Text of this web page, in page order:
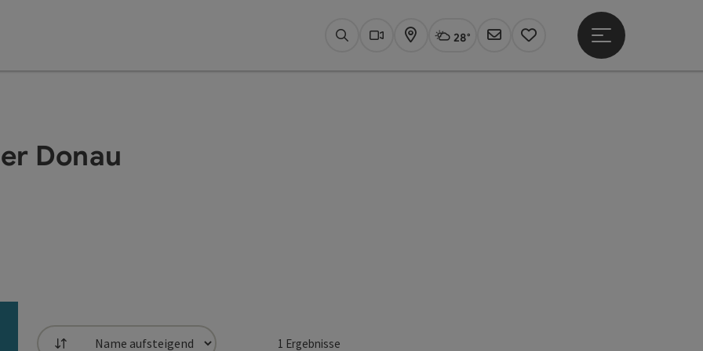
SuchenWebcams
KarteAktuelles Wetter Linz, wolkig
28°
Newsletter
Merkzettel
Hauptmenü öffnen
Donau
1 Ergebnisse